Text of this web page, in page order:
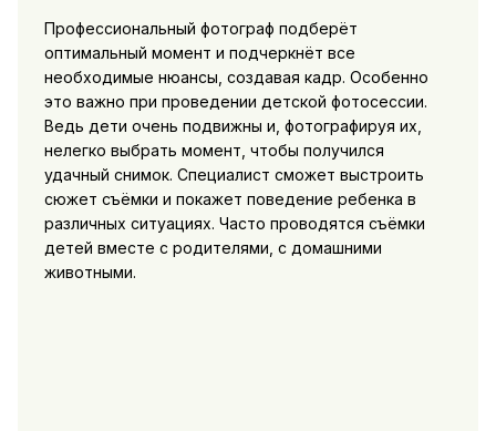
Профессиональный фотограф подберёт
оптимальный момент и подчеркнёт все
необходимые нюансы, создавая кадр. Особенно
это важно при проведении детской фотосессии.
Ведь дети очень подвижны и, фотографируя их,
нелегко выбрать момент, чтобы получился
удачный снимок. Специалист сможет выстроить
сюжет съёмки и покажет поведение ребенка в
различных ситуациях. Часто проводятся съёмки
детей вместе с родителями, с домашними
животными.